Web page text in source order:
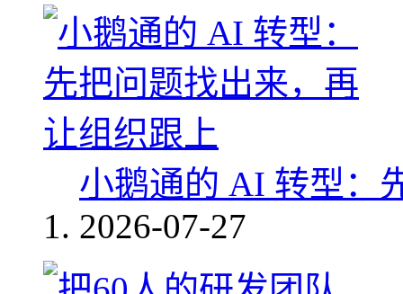
小鹅通的 AI 转型：
2026-07-27